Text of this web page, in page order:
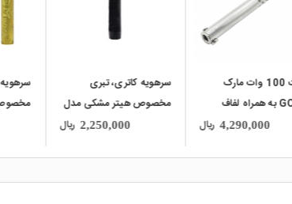
کاتری، تبری
هیتر مشکی مدل
900M-
2,250,000 ریال
سرهویه تبری SMD
مخصوص هیتر
Mechanic طلایی مدل
5,960,000 ریال